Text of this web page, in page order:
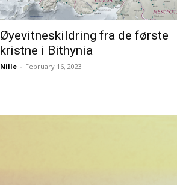
Øyevitneskildring fra de første
kristne i Bithynia
Nille - February 16, 2023